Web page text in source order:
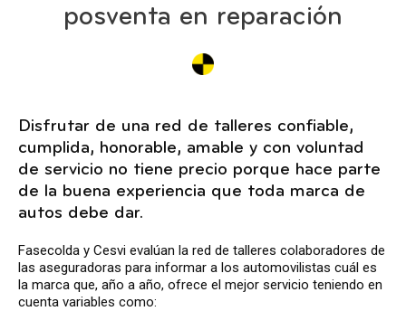
posventa en reparación
Disfrutar de una red de talleres confiable,
cumplida, honorable, amable y con voluntad
de servicio no tiene precio porque hace parte
de la buena experiencia que toda marca de
autos debe dar.
Fasecolda y Cesvi evalúan la red de talleres colaboradores de
las aseguradoras para informar a los automovilistas cuál es
la marca que, año a año, ofrece el mejor servicio teniendo en
cuenta variables como: